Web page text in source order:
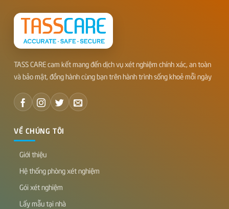
TASS CARE cam kết mang đến dịch vụ xét nghiệm chính xác, an toàn
và bảo mật, đồng hành cùng bạn trên hành trình sống khoẻ mỗi ngày
VỀ CHÚNG TÔI
Giới thiệu
Hệ thống phòng xét nghiệm
Gói xét nghiệm
Lấy mẫu tại nhà